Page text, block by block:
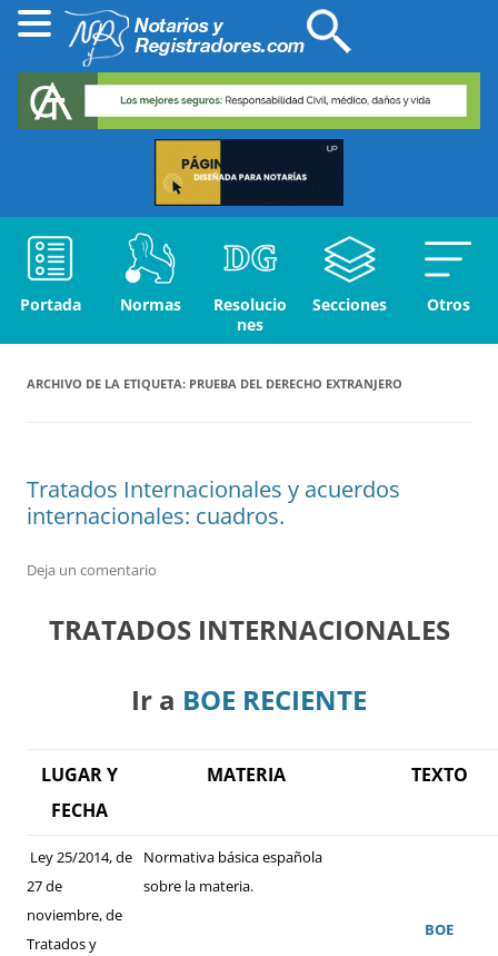
Portada Normas
Resolucio
nes
Secciones Otros
ARCHIVO DE LA ETIQUETA: PRUEBA DEL DERECHO EXTRANJERO
Tratados Internacionales y acuerdos
internacionales: cuadros.
Deja un comentario
TRATADOS INTERNACIONALES
Ir a BOE RECIENTE
LUGAR Y
FECHA
MATERIA TEXTO
Ley 25/2014, de
27 de
noviembre, de
Tratados y
Normativa básica española
sobre la materia.
BOE